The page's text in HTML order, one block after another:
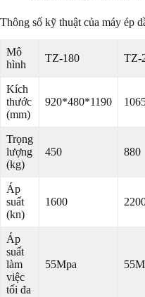
Thông số kỹ thuật của máy ép
Mô
hình
TZ-180 TZ-
Kích
thước
(mm)
920*480*1190
Trọng
lượng
(kg)
450 880
Áp
suất
(kn)
1600
Áp
suất
làm
việc
tối đa
55Mpa